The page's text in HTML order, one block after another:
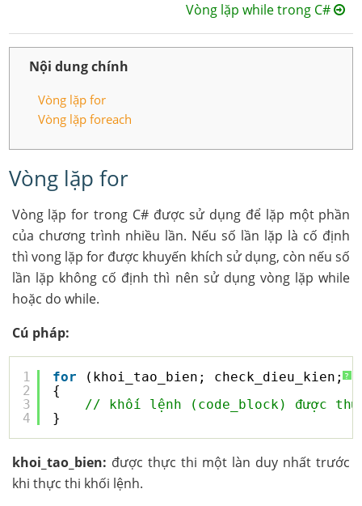
Vòng lặp while trong C#
Nội dung chính
Vòng lặp for
Vòng lặp foreach
Vòng lặp for
Vòng lặp for trong C# được sử dụng để lặp một phần
của chương trình nhiều lần. Nếu số lần lặp là cố định
thì vong lặp for được khuyến khích sử dụng, còn nếu số
lần lặp không cố định thì nên sử dụng vòng lặp while
hoặc do while.
Cú pháp:
?
1
2
3
4
for
(khoi_tao_bien; check_dieu_kien;
{
// khối lệnh (code_block) được
}
khoi_tao_bien: được thực thi một làn duy nhất trước
khi thực thi khối lệnh.